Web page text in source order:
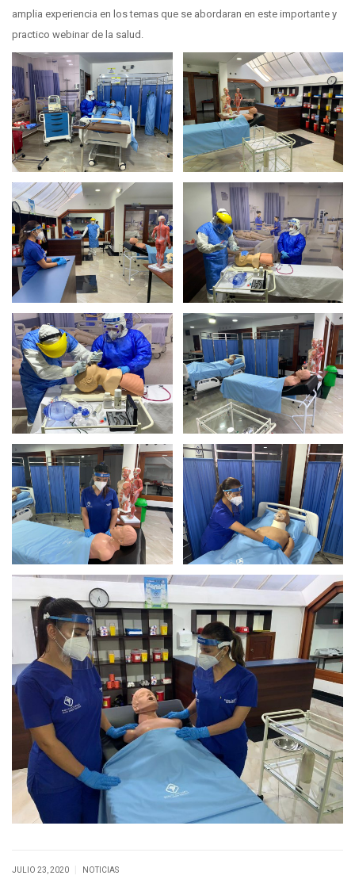
amplia experiencia en los temas que se abordaran en este importante y
practico webinar de la salud.
JULIO 23, 2020 NOTICIAS